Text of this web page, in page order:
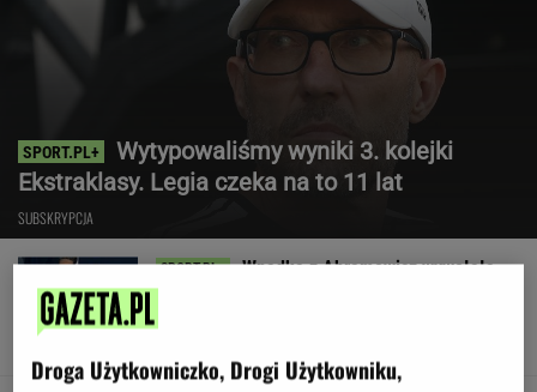
Wytypowaliśmy wyniki 3. kolejki
Ekstraklasy. Legia czeka na to 11 lat
SUBSKRYPCJA
Wpadka z Abramowicz wywołała
szum. U Świątek wydarzyło się coś
Droga Użytkowniczko, Drogi Użytkowniku,